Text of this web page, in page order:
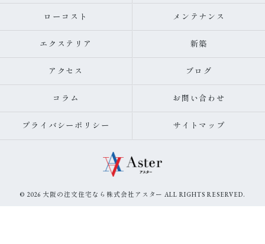
ローコスト メンテナンス
エクステリア 新築
アクセス ブログ
コラム お問い合わせ
プライバシーポリシー サイトマップ
© 2026 大阪の注文住宅なら株式会社アスター ALL RIGHTS RESERVED.